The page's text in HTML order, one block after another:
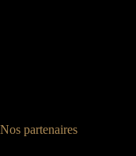
Nos partenaires